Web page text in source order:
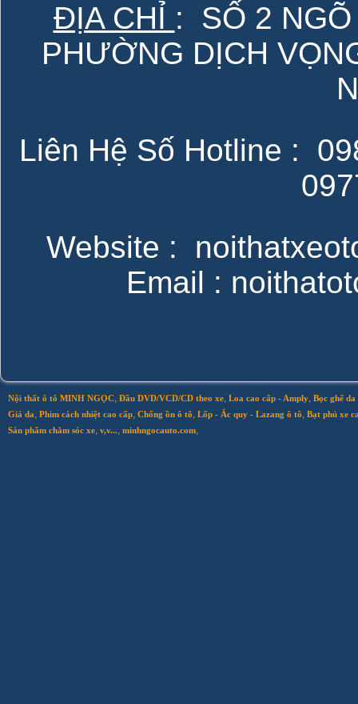
ĐỊA CHỈ : SỐ 2 NGÕ
PHƯỜNG DỊCH
Liên Hệ Số Hotline :
Website :
Email :
Nội thất ô tô MINH NGỌC, Đầu DVD/VCD/CD theo xe, Loa cao cấp - Amply, Bọc ghế
Giả da, Phim cách nhiệt cao cấp, Chống ồn ô tô, Lốp - Ắc quy - Lazang ô tô, Bạt phủ xe
Sản phẩm chăm sóc xe, v,v..., minhngocauto.com,